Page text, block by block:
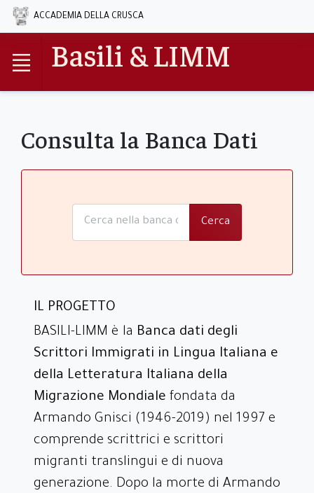
ACCADEMIA DELLA CRUSCA
Basili & LIMM
Consulta la Banca Dati
Cerca
IL PROGETTO
BASILI-LIMM è la Banca dati degli
Scrittori Immigrati in Lingua Italiana e
della Letteratura Italiana della
Migrazione Mondiale fondata da
Armando Gnisci (1946-2019) nel 1997 e
comprende scrittrici e scrittori
migranti translingui e di nuova
generazione. Dopo la morte di Armando